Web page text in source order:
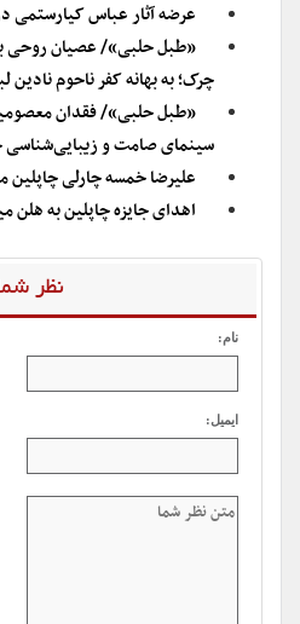
عرضه آثار عباس کیارستمی
«طبل حلبی»/ عصیان روحی
چرک؛ به بهانه کفر ناحوم نادین
«طبل حلبی»/ فقدان
سینمای صامت و
علیرضا خمسه چارلی چاپلین
اهدای جایزه چاپلین به هلن
نظر
نام:
ایمیل: